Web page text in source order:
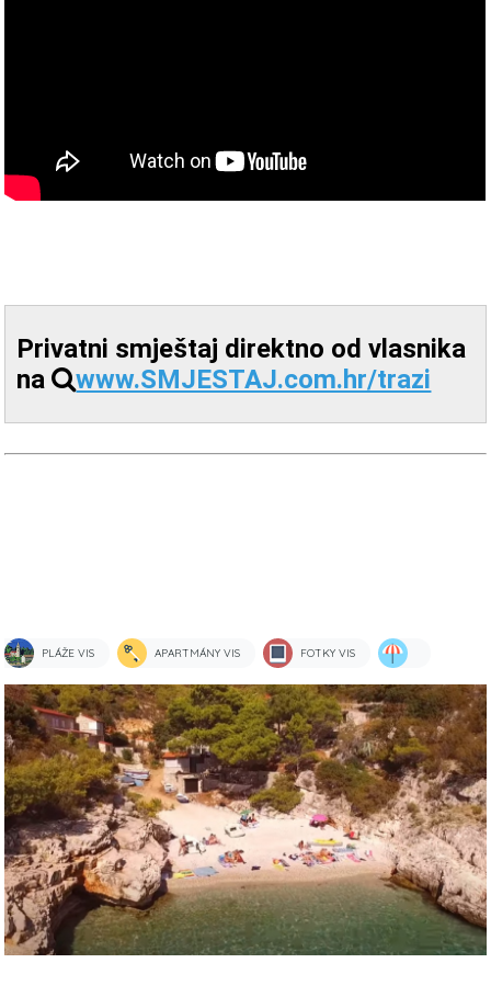
Privatni smještaj direktno od vlasnika
na
www.SMJESTAJ.com.hr/trazi
PLÁŽE VIS APARTMÁNY VIS FOTKY VIS